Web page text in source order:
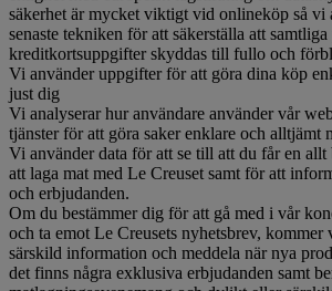
säkerhet är mycket viktigt vid onlineköp så vi
senaste tekniken för att säkerställa att
kreditkortsuppgifter skyddas till fullo och
Vi använder uppgifter för att göra dina köp
just dig
Vi analyserar hur användare använder vår
tjänster för att göra saker enklare och alltjämt
Vi använder data för att se till att du får en allt
att laga mat med Le Creuset samt för att
och erbjudanden.
Om du bestämmer dig för att gå med i vår
och ta emot Le Creusets nyhetsbrev, kommer
särskild information och meddela när nya
det finns några exklusiva erbjudanden samt